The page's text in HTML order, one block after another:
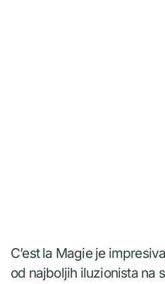
C’est la Magie je
od najboljih iluzionista na